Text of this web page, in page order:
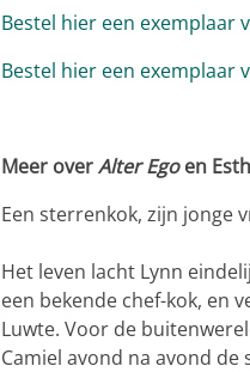
Bestel hier een exemplaar
Bestel hier een exemplaar
Meer overAlter Egoen
Een sterrenkok, zijn jonge
Het leven lacht Lynn
een bekende chef-kok, en
Luwte. Voor de
Camiel avond na avond